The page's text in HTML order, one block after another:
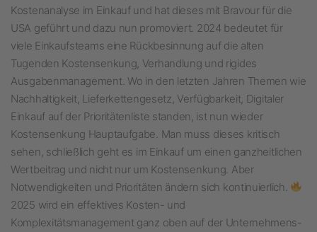
Kostenanalyse im Einkauf und hat dieses mit Bravour für die
USA geführt und dazu nun promoviert. 2024 bedeutet für
viele Einkaufsteams eine Rückbesinnung auf die alten
Tugenden Kostensenkung, Verhandlung und rigides
Ausgabenmanagement. Wo in den letzten Jahren Themen wie
Nachhaltigkeit, Lieferkettengesetz, Verfügbarkeit, Digitaler
Einkauf auf der Prioritätenliste standen, ist nun wieder
Kostensenkung Hauptaufgabe. Man muss dieses kritisch
sehen, schließlich geht es im Einkauf um einen ganzheitlichen
Wertbeitrag und nicht nur um Kostensenkung. Aber
Notwendigkeiten und Prioritäten ändern sich kontinuierlich.
2025 wird ein effektives Kosten- und
Komplexitätsmanagement ganz oben auf der Unternehmens-